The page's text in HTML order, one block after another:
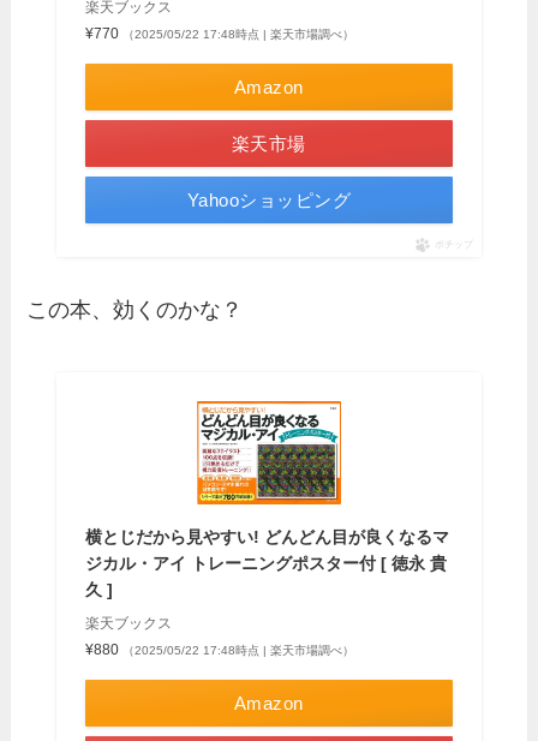
楽天ブックス
¥770
（2025/05/22 17:48時点 | 楽天市場調べ）
Amazon
楽天市場
Yahooショッピング
ポチップ
この本、効くのかな？
横とじだから見やすい! どんどん目が良くなるマ
ジカル・アイ トレーニングポスター付 [ 徳永 貴
久 ]
楽天ブックス
¥880
（2025/05/22 17:48時点 | 楽天市場調べ）
Amazon